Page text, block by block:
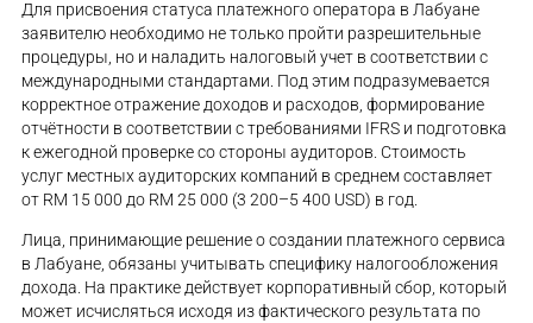
Для присвоения статуса платежного оператора в Лабуане
заявителю необходимо не только пройти разрешительные
процедуры, но и наладить налоговый учет в соответствии с
международными стандартами. Под этим подразумевается
корректное отражение доходов и расходов, формирование
отчётности в соответствии с требованиями IFRS и подготовка
к ежегодной проверке со стороны аудиторов. Стоимость
услуг местных аудиторских компаний в среднем составляет
от RM 15 000 до RM 25 000 (3 200–5 400 USD) в год.
Лица, принимающие решение о создании платежного сервиса
в Лабуане, обязаны учитывать специфику налогообложения
дохода. На практике действует корпоративный сбор, который
может исчисляться исходя из фактического результата по